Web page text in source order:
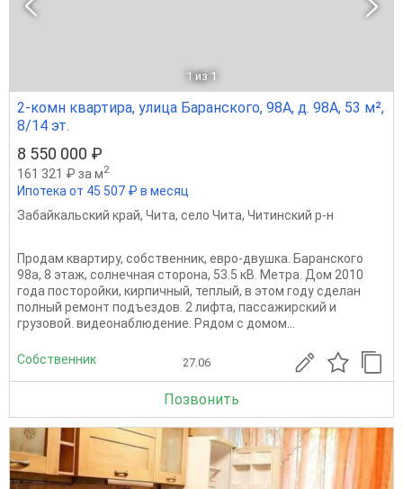
1 из 1
2-комн квартира, улица Баранского, 98А, д. 98А, 53 м²,
8/14 эт.
8 550 000 ₽
161 321 ₽ за м2
Ипотека от 45 507 ₽ в месяц
Забайкальский край, Чита, село Чита, Читинский р-н
Продам квартиру, собственник, евро-двушка. Баранского
98а, 8 этаж, солнечная сторона, 53.5 кВ. Метра. Дом 2010
года посторойки, кирпичный, теплый, в этом году сделан
полный ремонт подъездов. 2 лифта, пассажирский и
грузовой. видеонаблюдение. Рядом с домом...
Собственник 27.06
Позвонить